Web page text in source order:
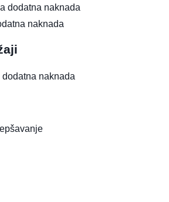
dodatna naknada
naknada
dodatna naknada